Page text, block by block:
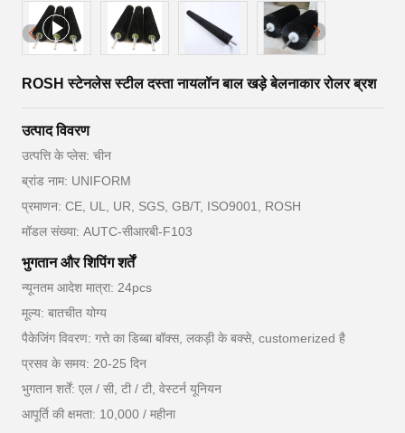
ROSH स्टेनलेस स्टील दस्ता नायलॉन बाल खड़े बेलनाकार रोलर ब्रश
उत्पाद विवरण
उत्पत्ति के प्लेस: चीन
ब्रांड नाम: UNIFORM
प्रमाणन: CE, UL, UR, SGS, GB/T, ISO9001, ROSH
मॉडल संख्या: AUTC-सीआरबी-F103
भुगतान और शिपिंग शर्तें
न्यूनतम आदेश मात्रा: 24pcs
मूल्य: बातचीत योग्य
पैकेजिंग विवरण: गत्ते का डिब्बा बॉक्स, लकड़ी के बक्से, customerized है
प्रसव के समय: 20-25 दिन
भुगतान शर्तें: एल / सी, टी / टी, वेस्टर्न यूनियन
आपूर्ति की क्षमता: 10,000 / महीना